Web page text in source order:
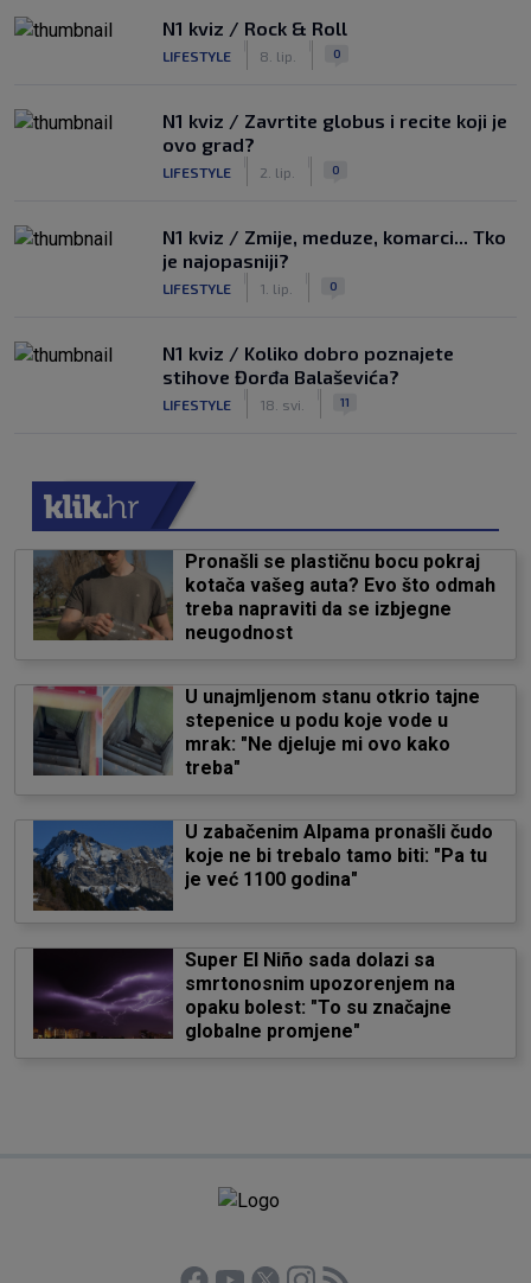
N1 kviz / Rock & Roll
LIFESTYLE 8. lip. 0
N1 kviz / Zavrtite globus i recite koji je
ovo grad?
LIFESTYLE 2. lip. 0
N1 kviz / Zmije, meduze, komarci... Tko
je najopasniji?
LIFESTYLE 1. lip. 0
N1 kviz / Koliko dobro poznajete
stihove Đorđa Balaševića?
LIFESTYLE 18. svi. 11
Pronašli se plastičnu bocu pokraj
kotača vašeg auta? Evo što odmah
treba napraviti da se izbjegne
neugodnost
U unajmljenom stanu otkrio tajne
stepenice u podu koje vode u
mrak: "Ne djeluje mi ovo kako
treba"
U zabačenim Alpama pronašli čudo
koje ne bi trebalo tamo biti: "Pa tu
je već 1100 godina"
Super El Niño sada dolazi sa
smrtonosnim upozorenjem na
opaku bolest: "To su značajne
globalne promjene"